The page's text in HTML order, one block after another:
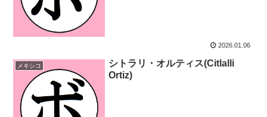
2026.01.06
メキシコ
シトラリ・オルティス(Citlalli
Ortiz)